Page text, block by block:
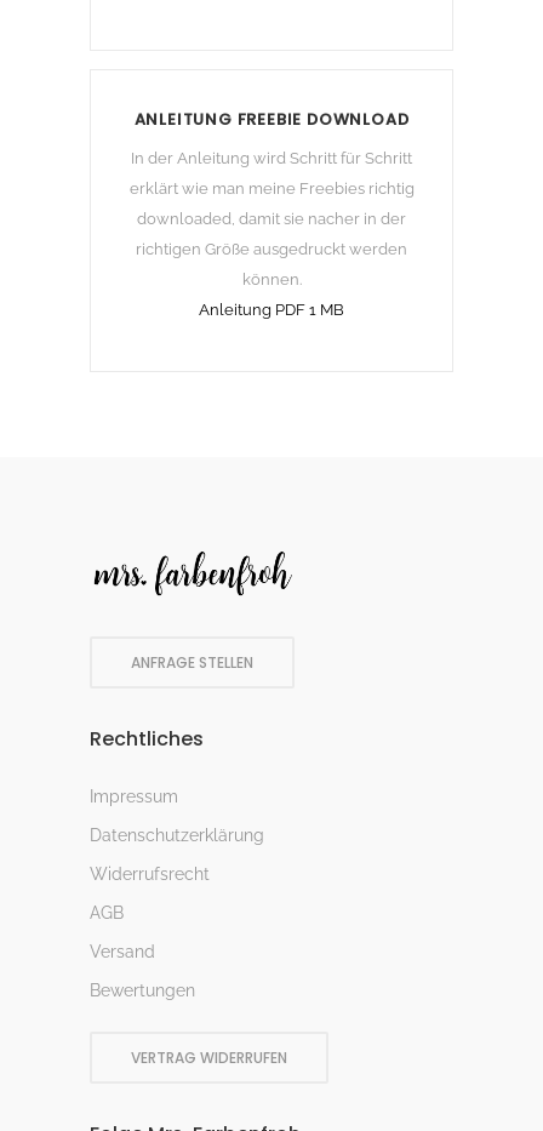
ANLEITUNG FREEBIE DOWNLOAD
In der Anleitung wird Schritt für Schritt
erklärt wie man meine Freebies richtig
downloaded, damit sie nacher in der
richtigen Größe ausgedruckt werden
können.
Anleitung PDF 1 MB
ANFRAGE STELLEN
Rechtliches
Impressum
Datenschutzerklärung
Widerrufsrecht
AGB
Versand
Bewertungen
VERTRAG WIDERRUFEN